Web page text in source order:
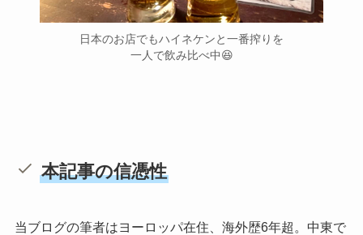
日本のお店でもハイネケンと一番搾りを
一人で飲み比べ中😆
本記事の信憑性
当ブログの筆者はヨーロッパ在住、海外歴6年超。中東で